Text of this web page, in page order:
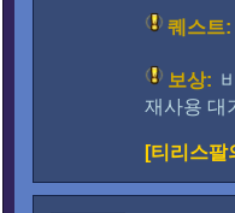
퀘스트:
보상:
재사용 대
[티리스팔